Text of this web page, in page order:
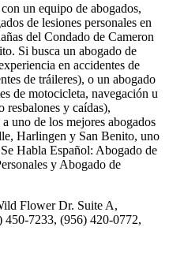
un equipo de abogados,
de lesiones personales en
del Condado de Cameron
Si busca un abogado de
en accidentes de
de tráileres), o un abogado
de motocicleta, navegación u
resbalones y caídas),
uno de los mejores abogados
Harlingen y San Benito, uno
Habla Español: Abogado de
y Abogado de
Flower Dr. Suite A,
7233, (956) 420-0772,